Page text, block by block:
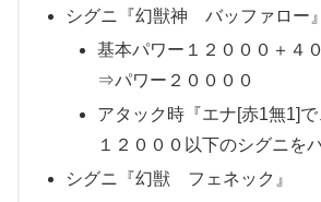
シグニ『幻獣神 バッファロー』
基本パワー１２０００＋４
⇒パワー２００００
アタック時『エナ[赤1無1]
１２０００以下のシグニを
シグニ『幻獣 フェネック』